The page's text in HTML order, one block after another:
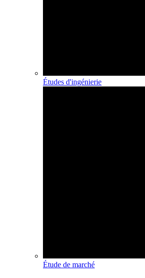
Études d'ingénierie
Étude de marché